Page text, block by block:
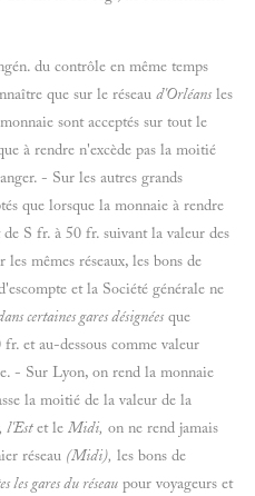
du contrôle en même temps
que sur le réseau d'Orléans les
sont acceptés sur tout le
à rendre n'excède pas la moitié
- Sur les autres grands
que lorsque la monnaie à rendre
S fr. à 50 fr. suivant la valeur des
mêmes réseaux, les bons de
et la Société générale ne
certaines gares désignées que
et au-dessous comme valeur
- Sur Lyon, on rend la monnaie
la moitié de la valeur de la
l'Estet le Midi, on ne rend jamais
réseau (Midi), les bons de
les gares du réseau pour voyageurs et